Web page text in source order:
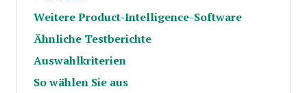
Weitere Product-Intelligence-Software
Ähnliche Testberichte
Auswahlkriterien
So wählen Sie aus